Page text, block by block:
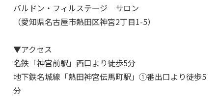
バルドン・フィルステージ サロン
（愛知県名古屋市熱田区神宮2丁目1-5）
▼アクセス
名鉄「神宮前駅」西口より徒歩5分
地下鉄名城線「熱田神宮伝馬町駅」①番出口より徒歩5
分